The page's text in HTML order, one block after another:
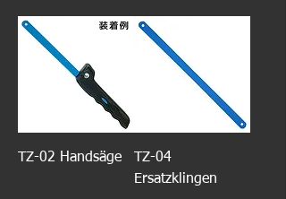
TZ-02 Handsäge
TZ-04
Ersatzklingen